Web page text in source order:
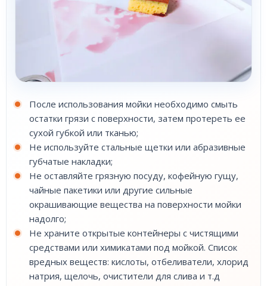
После использования мойки необходимо смыть
остатки грязи с поверхности, затем протереть ее
сухой губкой или тканью;
Не используйте стальные щетки или абразивные
губчатые накладки;
Не оставляйте грязную посуду, кофейную гущу,
чайные пакетики или другие сильные
окрашивающие вещества на поверхности мойки
надолго;
Не храните открытые контейнеры с чистящими
средствами или химикатами под мойкой. Список
вредных веществ: кислоты, отбеливатели, хлорид
натрия, щелочь, очистители для слива и т.д